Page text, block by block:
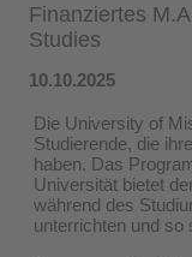
Finanziertes
Studies
10.10.2025
Die University of
Studierende, die
haben. Das
Universität bietet
während des
unterrichten und so